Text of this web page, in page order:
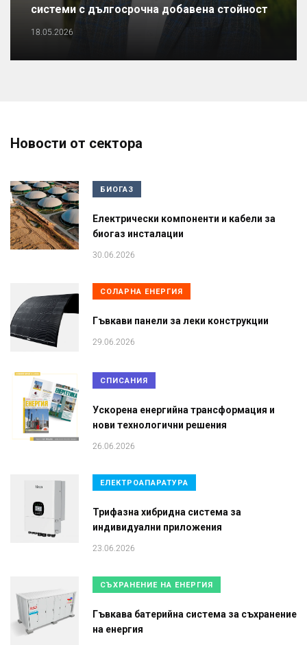
системи с дългосрочна добавена стойност
18.05.2026
Новости от сектора
БИОГАЗ
Електрически компоненти и кабели за
биогаз инсталации
30.06.2026
СОЛАРНА ЕНЕРГИЯ
Гъвкави панели за леки конструкции
29.06.2026
СПИСАНИЯ
Ускорена енергийна трансформация и
нови технологични решения
26.06.2026
ЕЛЕКТРОАПАРАТУРА
Трифазна хибридна система за
индивидуални приложения
23.06.2026
СЪХРАНЕНИЕ НА ЕНЕРГИЯ
Гъвкава батерийна система за съхранение
на енергия